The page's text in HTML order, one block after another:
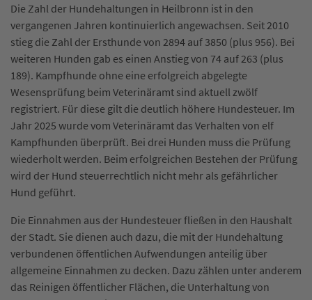
Die Zahl der Hundehaltungen in Heilbronn ist in den
vergangenen Jahren kontinuierlich angewachsen. Seit 2010
stieg die Zahl der Ersthunde von 2894 auf 3850 (plus 956). Bei
weiteren Hunden gab es einen Anstieg von 74 auf 263 (plus
189). Kampfhunde ohne eine erfolgreich abgelegte
Wesensprüfung beim Veterinäramt sind aktuell zwölf
registriert. Für diese gilt die deutlich höhere Hundesteuer. Im
Jahr 2025 wurde vom Veterinäramt das Verhalten von elf
Kampfhunden überprüft. Bei drei Hunden muss die Prüfung
wiederholt werden. Beim erfolgreichen Bestehen der Prüfung
wird der Hund steuerrechtlich nicht mehr als gefährlicher
Hund geführt.
Die Einnahmen aus der Hundesteuer fließen in den Haushalt
der Stadt. Sie dienen auch dazu, die mit der Hundehaltung
verbundenen öffentlichen Aufwendungen anteilig über
allgemeine Einnahmen zu decken. Dazu zählen unter anderem
das Reinigen öffentlicher Flächen, die Unterhaltung von